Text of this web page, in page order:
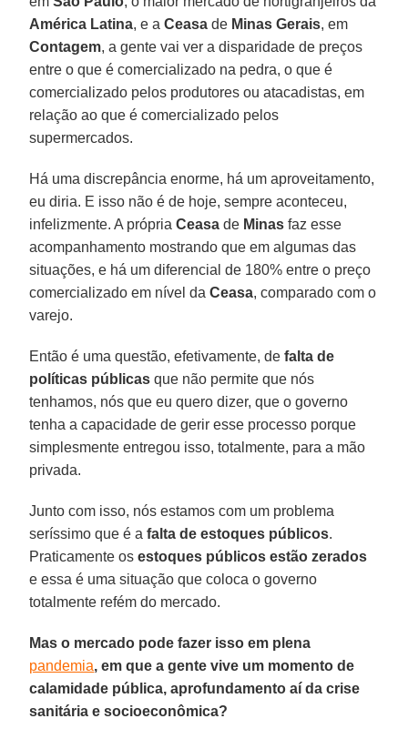
América Latina, e aCeasa de Minas Gerais, em
Contagem, a gente vai ver a disparidade de preços
entre o que é comercializado na pedra, o que é
comercializado pelos produtores ou atacadistas, em
relação ao que é comercializado pelos
supermercados.
Há uma discrepância enorme, há um aproveitamento,
eu diria. E isso não é de hoje, sempre aconteceu,
infelizmente. A própriaCeasa de Minas faz esse
acompanhamento mostrando que em algumas das
situações, e há um diferencial de 180% entre o preço
comercializado em nível daCeasa, comparado com o
varejo.
Então é uma questão, efetivamente, de falta de
políticas públicas que não permite que nós
tenhamos, nós que eu quero dizer, que o governo
tenha a capacidade de gerir esse processo porque
simplesmente entregou isso, totalmente, para a mão
privada.
Junto com isso, nós estamos com um problema
seríssimo que é a falta de estoques públicos.
Praticamente osestoques públicos estão zerados
e essa é uma situação que coloca o governo
totalmente refém do mercado.
Mas o mercado pode fazer isso em plena
pandemia, em que a gente vive um momento de
calamidade pública, aprofundamento aí da crise
sanitária e socioeconômica?